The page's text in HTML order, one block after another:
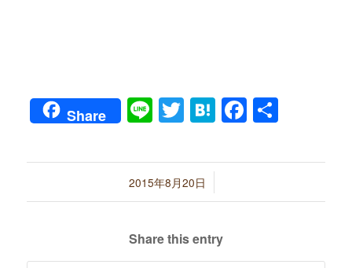
Share LineTwitter
Hatena共
2015年8月20日
/
Share this entry